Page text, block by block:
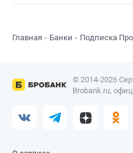
Главная Банки Подписка
© 2014-2026
Brobank.ru,